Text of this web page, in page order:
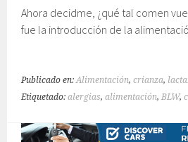
Ahora decidme, ¿qué tal comen
fue la introducción de la
Publicado en:Alimentación,crianza,
Etiquetado:alergias,alimentación, BLW,